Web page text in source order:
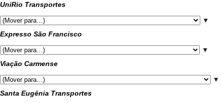
UniRio Transportes
▼
Expresso São Francisco
▼
Viação Carmense
▼
Santa Eugênia Transportes